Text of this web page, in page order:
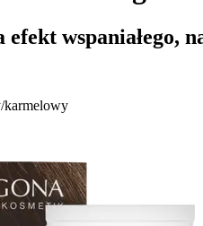
wspaniałego,
karmelowy